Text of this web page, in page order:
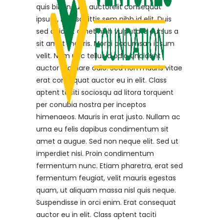
quis bibendum auctorelit consequat
ipsum, nec sagittis sem nibh id elit. Duis
sed odio sit amet nibh vulputate cursus a
sit amet mauris. Morbi accumsan ipsum
velit. Nam nec tellus a odio tincidunt
auctor a ornare odio. Sed non mauris vitae
erat consequat auctor eu in elit. Class
aptent taciti sociosqu ad litora torquent
per conubia nostra per inceptos
himenaeos. Mauris in erat justo. Nullam ac
urna eu felis dapibus condimentum sit
amet a augue. Sed non neque elit. Sed ut
imperdiet nisi. Proin condimentum
fermentum nunc. Etiam pharetra, erat sed
fermentum feugiat, velit mauris egestas
quam, ut aliquam massa nisl quis neque.
Suspendisse in orci enim. Erat consequat
auctor eu in elit. Class aptent taciti